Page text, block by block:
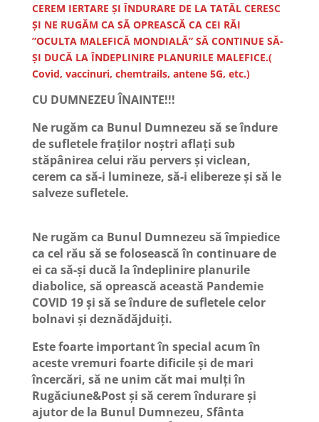
CEREM IERTARE ȘI ÎNDURARE DE LA TATĂL CERESC
ȘI NE RUGĂM CA SĂ OPREASCĂ CA CEI RĂI
”OCULTA MALEFICĂ MONDIALĂ” SĂ CONTINUE SĂ-
ȘI DUCĂ LA ÎNDEPLINIRE PLANURILE MALEFICE.(
Covid, vaccinuri, chemtrails, antene 5G, etc.)
CU DUMNEZEU ÎNAINTE!!!
Ne rugăm ca Bunul Dumnezeu să se îndure
de sufletele fraților noștri aflați sub
stăpânirea celui rău pervers și viclean,
cerem ca să-i lumineze, să-i elibereze și să le
salveze sufletele.
Ne rugăm ca Bunul Dumnezeu să împiedice
ca cel rău să se folosească în continuare de
ei ca să-și ducă la îndeplinire planurile
diabolice, să oprească această Pandemie
COVID 19 și să se îndure de sufletele celor
bolnavi și deznădăjduiți.
Este foarte important în special acum în
aceste vremuri foarte dificile și de mari
încercări, să ne unim căt mai mulți în
Rugăciune&Post și să cerem îndurare și
ajutor de la Bunul Dumnezeu, Sfânta